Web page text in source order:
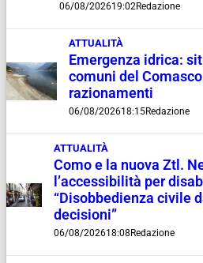
06/08/202619:02Redazione
ATTUALITÀ
Emergenza idrica:
comuni del
razionamenti
06/08/202618:15Redazione
ATTUALITÀ
Como e la nuova Ztl.
l’accessibilità per
“Disobbedienza civile
decisioni”
06/08/202618:08 Redazione